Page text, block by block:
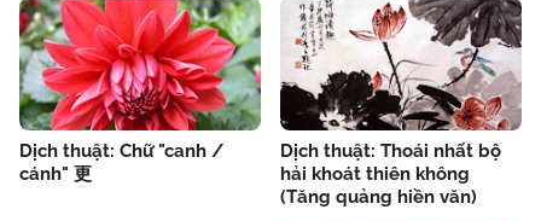
Dịch thuật: Chữ "canh /
cánh" 更
Dịch thuật: Thoái nhất bộ
hải khoát thiên không
(Tăng quảng hiền văn)